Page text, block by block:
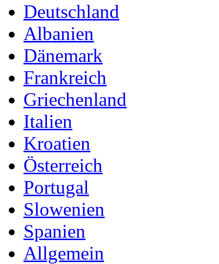
Deutschland
Albanien
Dänemark
Frankreich
Griechenland
Italien
Kroatien
Österreich
Portugal
Slowenien
Spanien
Allgemein